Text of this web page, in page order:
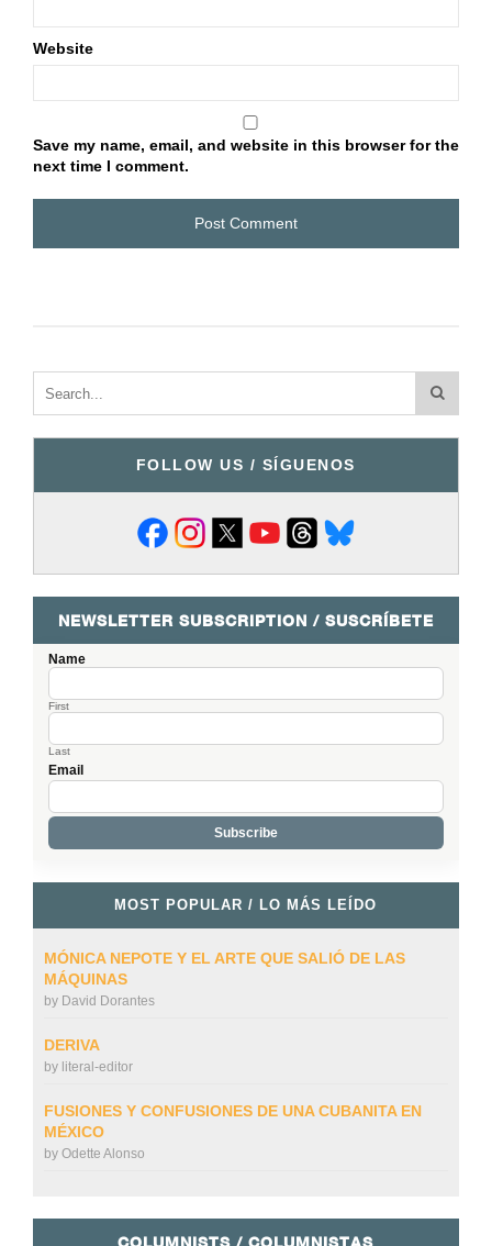
Website
Save my name, email, and website in this browser for the
next time I comment.
FOLLOW US / SÍGUENOS
NEWSLETTER SUBSCRIPTION / SUSCRÍBETE
Name
First
Last
Email
MOST POPULAR / LO MÁS LEÍDO
MÓNICA NEPOTE Y EL ARTE QUE SALIÓ DE LAS
MÁQUINAS
by David Dorantes
DERIVA
by literal-editor
FUSIONES Y CONFUSIONES DE UNA CUBANITA EN
MÉXICO
by Odette Alonso
COLUMNISTS / COLUMNISTAS